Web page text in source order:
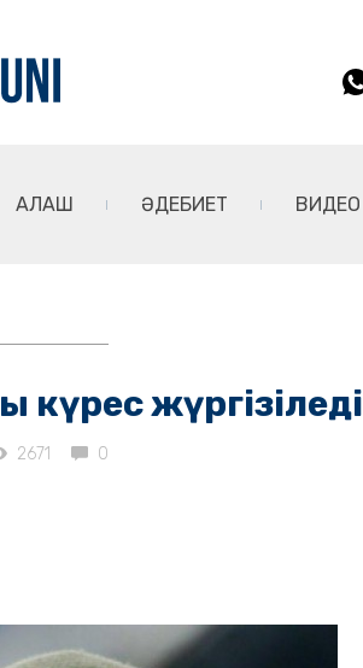
АЛАШ ӘДЕБИЕТ ВИДЕО
күрес жүргізіледі
2671 0